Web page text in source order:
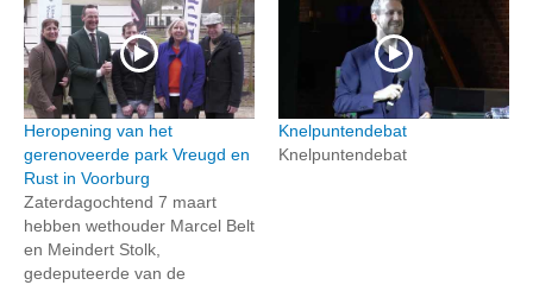
Heropening van het
gerenoveerde park Vreugd en
Rust in Voorburg
Zaterdagochtend 7 maart
hebben wethouder Marcel Belt
en Meindert Stolk,
gedeputeerde van de
Knelpuntendebat
Knelpuntendebat